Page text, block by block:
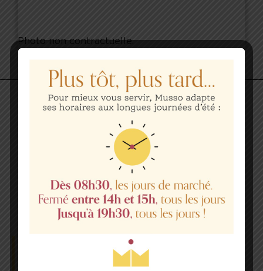
Photo non contractuelle.
44 Rue Jean Jaures